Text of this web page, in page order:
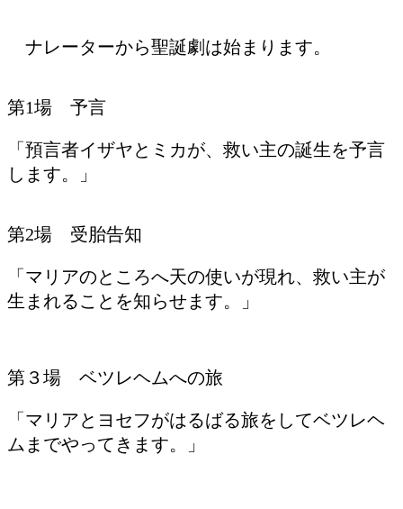
ナレーターから聖誕劇は始まります。
第1場 予言
「預言者イザヤとミカが、救い主の誕生を予言
します。」
第2場 受胎告知
「マリアのところへ天の使いが現れ、救い主が
生まれることを知らせます。」
第３場 ベツレヘムへの旅
「マリアとヨセフがはるばる旅をしてベツレヘ
ムまでやってきます。」